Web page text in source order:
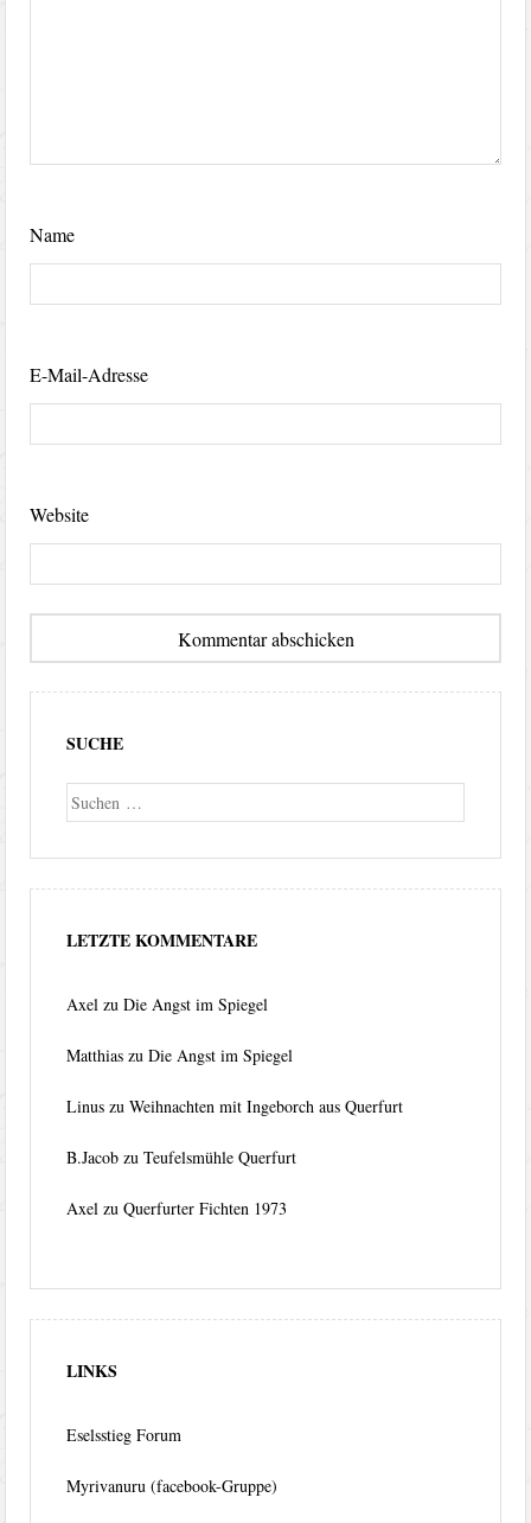
Name
E-Mail-Adresse
Website
SUCHE
Suche
LETZTE KOMMENTARE
Axel zuDie Angst im Spiegel
Matthias zuDie Angst im Spiegel
Linus zuWeihnachten mit Ingeborch aus Querfurt
B.Jacob zuTeufelsmühle Querfurt
Axel zuQuerfurter Fichten 1973
LINKS
Eselsstieg Forum
Myrivanuru (facebook-Gruppe)